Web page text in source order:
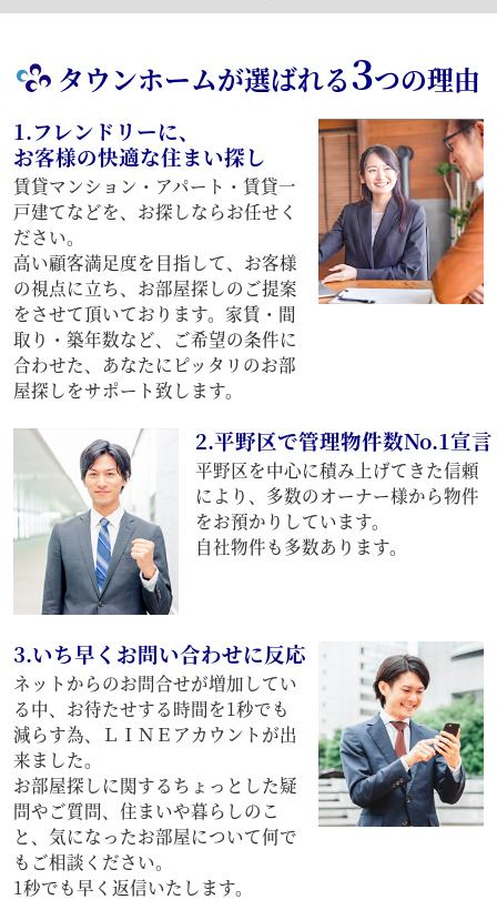
タウンホームが選ばれる3つの理由
1.フレンドリーに、
お客様の快適な住まい探し
賃貸マンション・アパート・賃貸一
戸建てなどを、お探しならお任せく
ださい。
高い顧客満足度を目指して、お客様
の視点に立ち、お部屋探しのご提案
をさせて頂いております。家賃・間
取り・築年数など、ご希望の条件に
合わせた、あなたにピッタリのお部
屋探しをサポート致します。
2.平野区で管理物件数No.1宣言
平野区を中心に積み上げてきた信頼
により、多数のオーナー様から物件
をお預かりしています。
自社物件も多数あります。
3.いち早くお問い合わせに反応
ネットからのお問合せが増加してい
る中、お待たせする時間を1秒でも
減らす為、ＬＩＮＥアカウントが出
来ました。
お部屋探しに関するちょっとした疑
問やご質問、住まいや暮らしのこ
と、気になったお部屋について何で
もご相談ください。
1秒でも早く返信いたします。